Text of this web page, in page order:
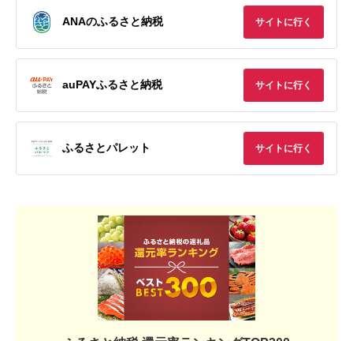
ANAのふるさと納税 サイトに行く
auPAYふるさと納税 サイトに行く
ふるさとパレット サイトに行く